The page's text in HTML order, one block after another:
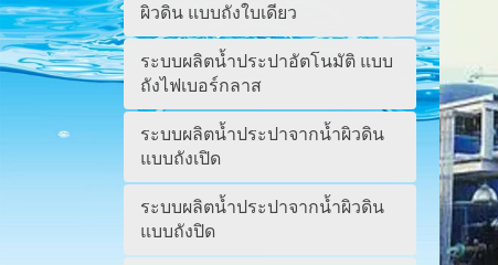
ผิวดิน แบบถังใบเดียว
ระบบผลิตน้ำประปาอัตโนมัติ แบบ
ถังไฟเบอร์กลาส
ระบบผลิตน้ำประปาจากน้ำผิวดิน
แบบถังเปิด
ระบบผลิตน้ำประปาจากน้ำผิวดิน
แบบถังปิด